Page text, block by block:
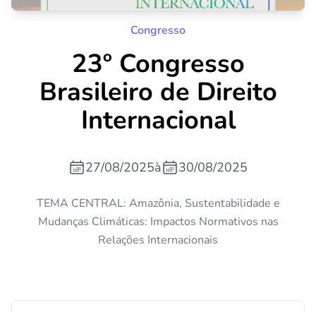
Congresso
23º Congresso
Brasileiro de Direito
Internacional
27/08/2025à 30/08/2025
TEMA CENTRAL: Amazônia, Sustentabilidade e
Mudanças Climáticas: Impactos Normativos nas
Relações Internacionais